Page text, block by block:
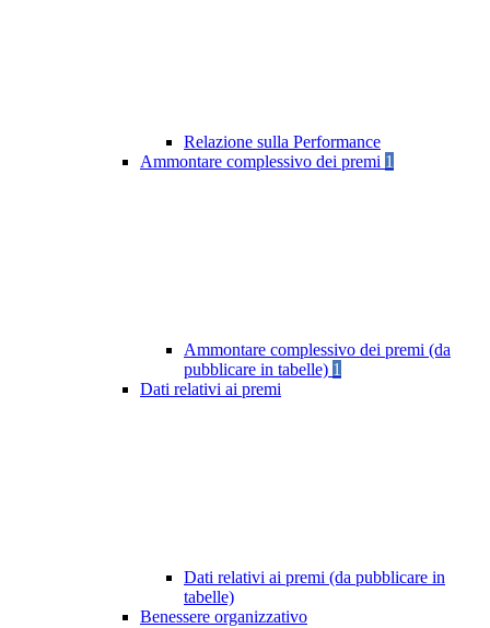
Relazione sulla Performance
Ammontare complessivo dei premi 1
Ammontare complessivo dei premi (da
pubblicare in tabelle) 1
Dati relativi ai premi
Dati relativi ai premi (da pubblicare in
tabelle)
Benessere organizzativo